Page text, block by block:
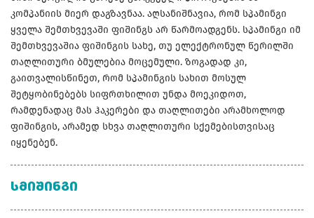
კომპანიის მიერ დაგზავნაა. აღსანიშნავია, რომ სპამინგი
ყველა შემთხვევაში ფიშინგს არ წარმოადგენს. სპამინგი იმ
შემთხვევაშია ფიშინგის სახე, თუ ელექტრონულ წერილში
თაღლითური ბმულებია მოცემული. ზოგადად კი,
გაითვალისწინეთ, რომ სპამინგის სახით მოსულ
შეტყობინებებს სიფრთხილით უნდა მოეკიდოთ,
რამდენადაც მას ჰაკერები და თაღლითები არამხოლოდ
ფიშინგის, არამედ სხვა თაღლითური სქემებისთვისაც
იყენებენ.
ᲡᲛᲘᲨᲘᲜᲒᲘ